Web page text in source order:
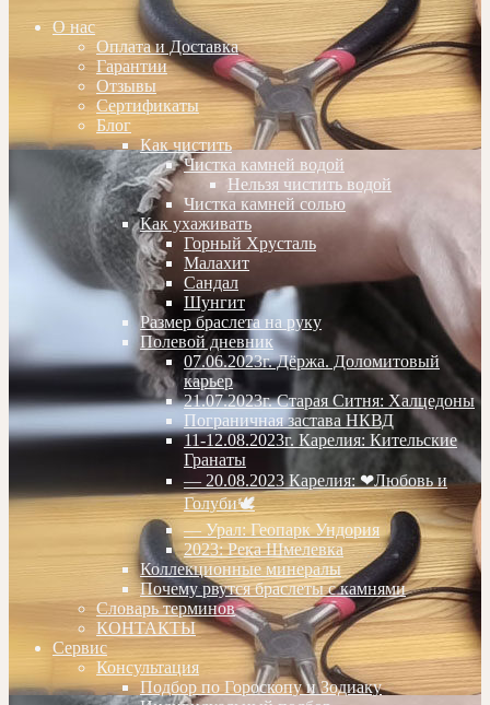
О нас
Оплата и Доставка
Гарантии
Отзывы
Сертификаты
Блог
Как чистить
Чистка камней водой
Нельзя чистить водой
Чистка камней солью
Как ухаживать
Горный Хрусталь
Малахит
Сандал
Шунгит
Размер браслета на руку
Полевой дневник
07.06.2023г. Дёржа. Доломитовый
карьер
21.07.2023г. Старая Ситня: Халцедоны
Пограничная застава НКВД
11-12.08.2023г. Карелия: Кительские
Гранаты
— 20.08.2023 Карелия: ❤Любовь и
Голуби🕊
— Урал: Геопарк Ундория
2023: Река Шмелевка
Коллекционные минералы
Почему рвутся браслеты с камнями
Словарь терминов
КОНТАКТЫ
Сервис
Консультация
Подбор по Гороскопу и Зодиаку